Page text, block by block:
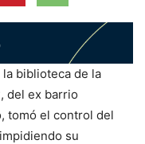
biblioteca de la
del ex barrio
tomó el control del
su